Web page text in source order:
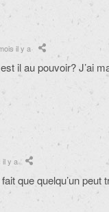
il y a
il au pouvoir? J’ai
il y a
que quelqu’un peut